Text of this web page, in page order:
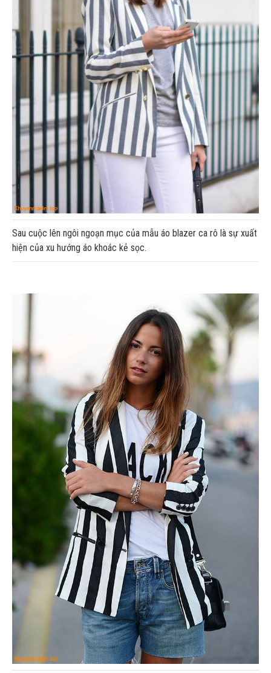
Sau cuộc lên ngôi ngoạn mục của mẫu áo blazer ca rô là sự xuất
hiện của xu hướng áo khoác kẻ sọc.